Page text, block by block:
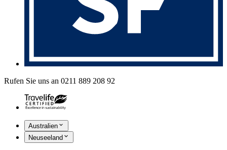
Rufen Sie uns an 0211 889 208 92
Australien
Neuseeland